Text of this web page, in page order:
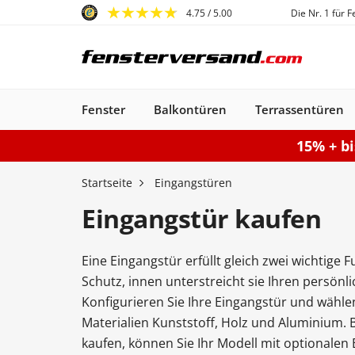
4.75/ 5.00 Die Nr. 1 für
Fenster
KunststofffensterKunststoff-Alu
Fenster
Holzfenster
Fenster
Balkontüren
Balkontüren
Kunststoff
Balkontüren
Kunststoff-Alu
Balkontür
Terrassentüren
PSK-Türen Smart-Slide
Terrassentür
Haustüren
Kunststoff
Haustüren
Stahl-Alu
Haustüren
Aluminium
Haustür konfigurieren
Rollladen
Konfigurieren
Raffstores
Konfigurieren
Einzeltor Doppeltor
Gartentor
Sektionaltore
Sektionaltor konfigurieren
Anbau Carports Carports
Carport
15% +
Startseite Eingangstüren
Eingangstür kaufen
Eine Eingangstür erfüllt gleich zwei wichtige
Schutz, innen unterstreicht sie Ihren
Konfigurieren Sie Ihre Eingangstür und
Materialien Kunststoff, Holz und Aluminium.
kaufen, können Sie Ihr Modell mit optionalen